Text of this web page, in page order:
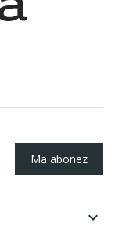
Ma abonez
